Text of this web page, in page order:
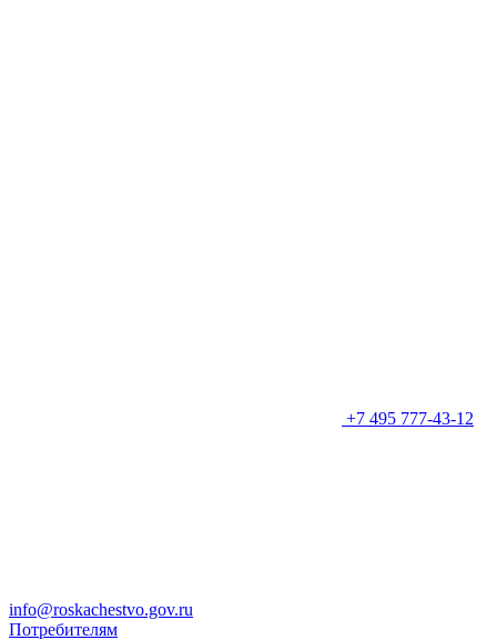
+7 495 777-43-12
info@roskachestvo.gov.ru
Потребителям